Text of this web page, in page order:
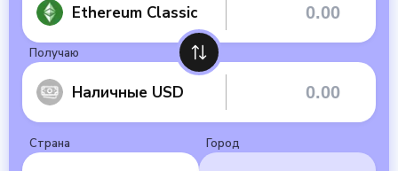
Ethereum Classic
Получаю
Наличные USD
Страна Город